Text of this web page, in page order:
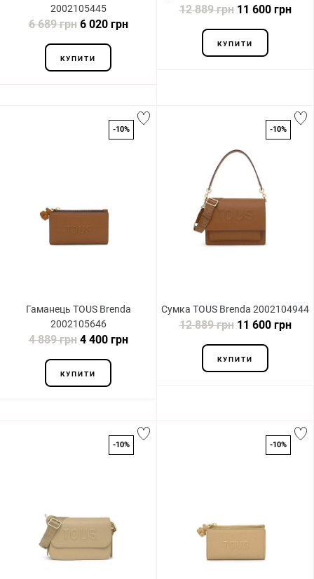
2002105445
6 689 грн6 020 грн
КУПИТИ
12 889 грн11 600 грн
КУПИТИ
-10%
Гаманець TOUS Brenda
2002105646
4 889 грн4 400 грн
КУПИТИ
-10%
Сумка TOUS Brenda 2002104944
12 889 грн11 600 грн
КУПИТИ
-10% -10%